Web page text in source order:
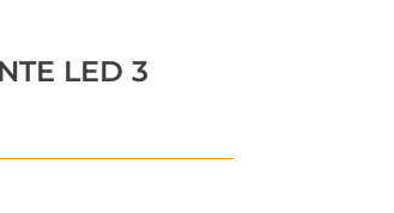
LED 3